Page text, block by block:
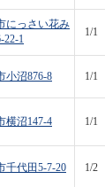
にっさい花み
22-1
1/1
小沼876-8 1/1
横沼147-4 1/1
千代田5-7-20 1/2